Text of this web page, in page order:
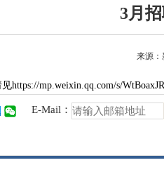
3月
来源：
mp.weixin.qq.com/s/
E-Mail：